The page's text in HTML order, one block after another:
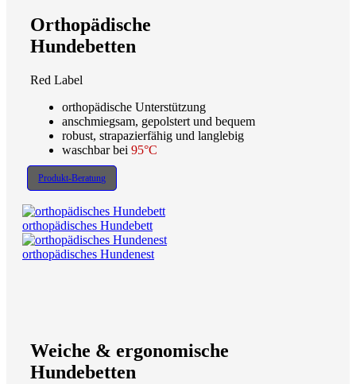
Orthopädische
Hundebetten
Red Label
orthopädische Unterstützung
anschmiegsam, gepolstert und bequem
robust, strapazierfähig und langlebig
waschbar bei 95°C
Produkt-Beratung
orthopädisches Hundebett
orthopädisches Hundenest
Weiche & ergonomische
Hundebetten